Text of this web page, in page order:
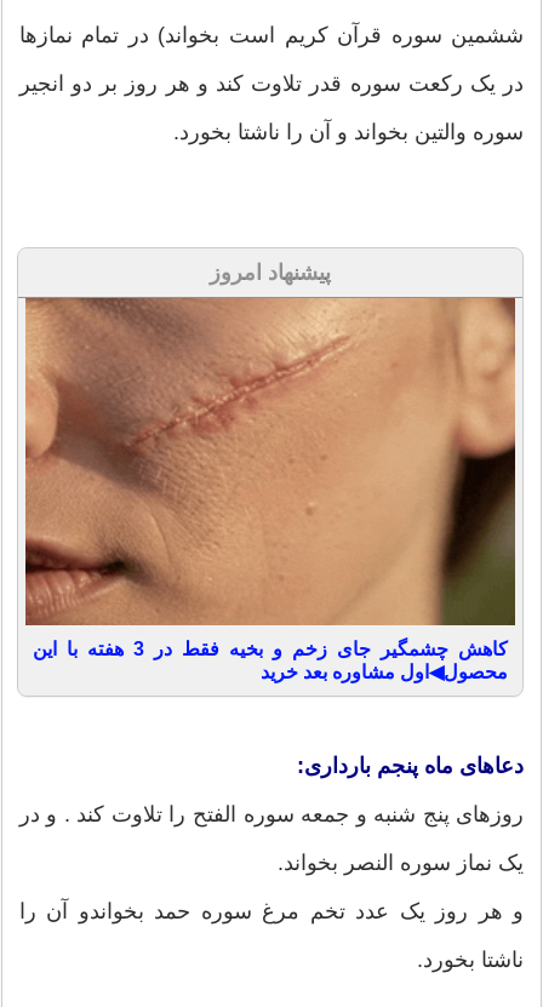
ششمین سوره قرآن کریم است بخواند) در تمام نمازها
در یک رکعت سوره قدر تلاوت کند و هر روز بر دو انجیر
سوره والتین بخواند و آن را ناشتا بخورد.
پیشنهاد امروز
کاهش چشمگیر جای زخم و بخیه فقط در 3 هفته با این
محصول◀اول مشاوره بعد خرید
دعاهای ماه پنجم بارداری:
روزهای پنج شنبه و جمعه سوره الفتح را تلاوت کند . و در
یک نماز سوره النصر بخواند.
و هر روز یک عدد تخم مرغ سوره حمد بخواندو آن را
ناشتا بخورد.